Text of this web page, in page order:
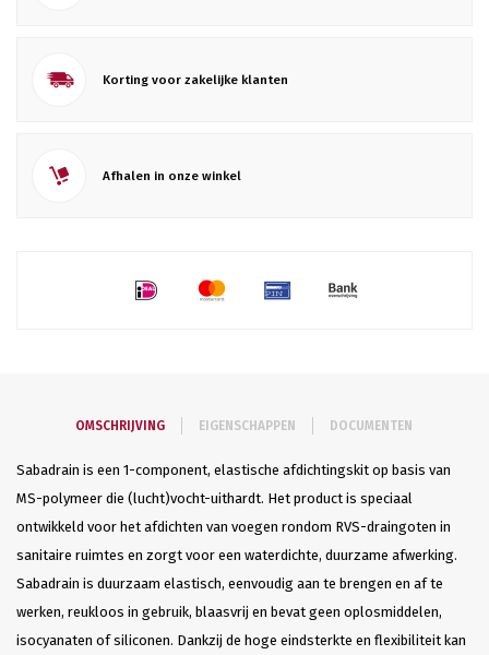
Korting voor zakelijke klanten
Afhalen in onze winkel
OMSCHRIJVING EIGENSCHAPPEN DOCUMENTEN
Sabadrain is een 1-component, elastische afdichtingskit op basis van
MS-polymeer die (lucht)vocht-uithardt. Het product is speciaal
ontwikkeld voor het afdichten van voegen rondom RVS-draingoten in
sanitaire ruimtes en zorgt voor een waterdichte, duurzame afwerking.
Sabadrain is duurzaam elastisch, eenvoudig aan te brengen en af te
werken, reukloos in gebruik, blaasvrij en bevat geen oplosmiddelen,
isocyanaten of siliconen. Dankzij de hoge eindsterkte en flexibiliteit kan